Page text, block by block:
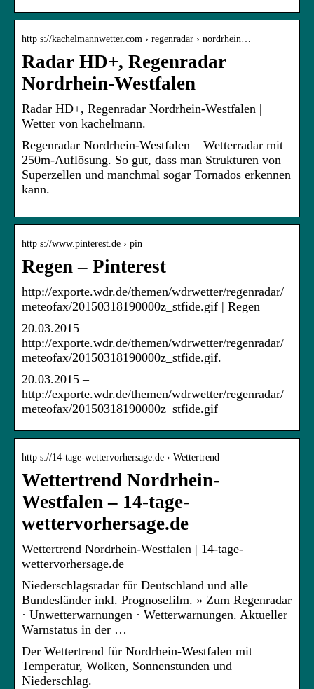
http s://kachelmannwetter.com › regenradar › nordrhein…
Radar HD+, Regenradar
Nordrhein-Westfalen
Radar HD+, Regenradar Nordrhein-Westfalen |
Wetter von kachelmann.
Regenradar Nordrhein-Westfalen – Wetterradar mit
250m-Auflösung. So gut, dass man Strukturen von
Superzellen und manchmal sogar Tornados erkennen
kann.
http s://www.pinterest.de › pin
Regen – Pinterest
http://exporte.wdr.de/themen/wdrwetter/regenradar/
meteofax/20150318190000z_stfide.gif | Regen
20.03.2015 –
http://exporte.wdr.de/themen/wdrwetter/regenradar/
meteofax/20150318190000z_stfide.gif.
20.03.2015 –
http://exporte.wdr.de/themen/wdrwetter/regenradar/
meteofax/20150318190000z_stfide.gif
http s://14-tage-wettervorhersage.de › Wettertrend
Wettertrend Nordrhein-
Westfalen – 14-tage-
wettervorhersage.de
Wettertrend Nordrhein-Westfalen | 14-tage-
wettervorhersage.de
Niederschlagsradar für Deutschland und alle
Bundesländer inkl. Prognosefilm. » Zum Regenradar
· Unwetterwarnungen · Wetterwarnungen. Aktueller
Warnstatus in der …
Der Wettertrend für Nordrhein-Westfalen mit
Temperatur, Wolken, Sonnenstunden und
Niederschlag.